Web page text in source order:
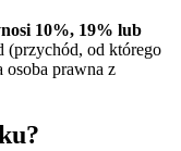
10%, 19% lub
(przychód, od którego
osoba prawna z